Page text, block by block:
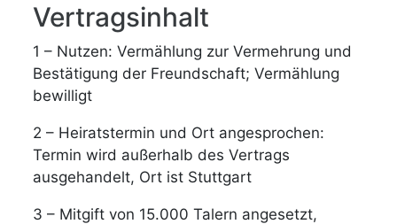
Vertragsinhalt
1 – Nutzen: Vermählung zur Vermehrung und
Bestätigung der Freundschaft; Vermählung
bewilligt
2 – Heiratstermin und Ort angesprochen:
Termin wird außerhalb des Vertrags
ausgehandelt, Ort ist Stuttgart
3 – Mitgift von 15.000 Talern angesetzt,